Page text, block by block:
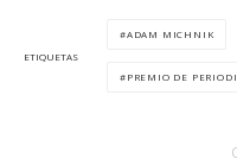
ETIQUETAS
ADAM MICHNIK
PREMIO DE